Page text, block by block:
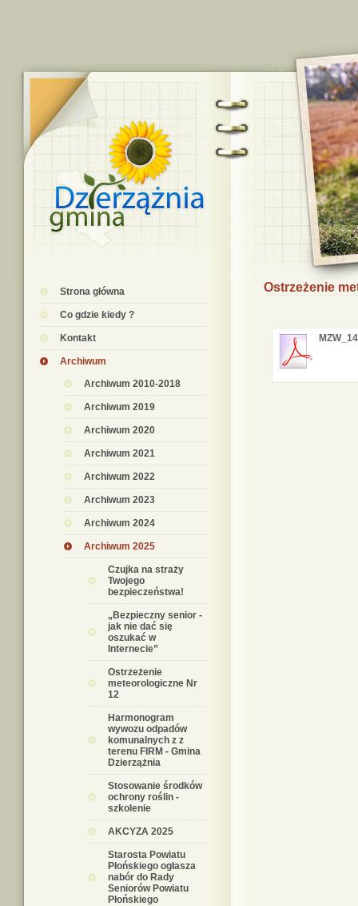
Strona główna
Co gdzie kiedy ?
Kontakt
Archiwum
Archiwum 2010-2018
Archiwum 2019
Archiwum 2020
Archiwum 2021
Archiwum 2022
Archiwum 2023
Archiwum 2024
Archiwum 2025
Czujka na straży
Twojego
bezpieczeństwa!
„Bezpieczny senior -
jak nie dać się
oszukać w
Internecie”
Ostrzeżenie
meteorologiczne Nr
12
Harmonogram
wywozu odpadów
komunalnych z z
terenu FIRM - Gmina
Dzierzążnia
Stosowanie środków
ochrony roślin -
szkolenie
AKCYZA 2025
Starosta Powiatu
Płońskiego ogłasza
nabór do Rady
Seniorów Powiatu
Płońskiego
Ostrzeżenie